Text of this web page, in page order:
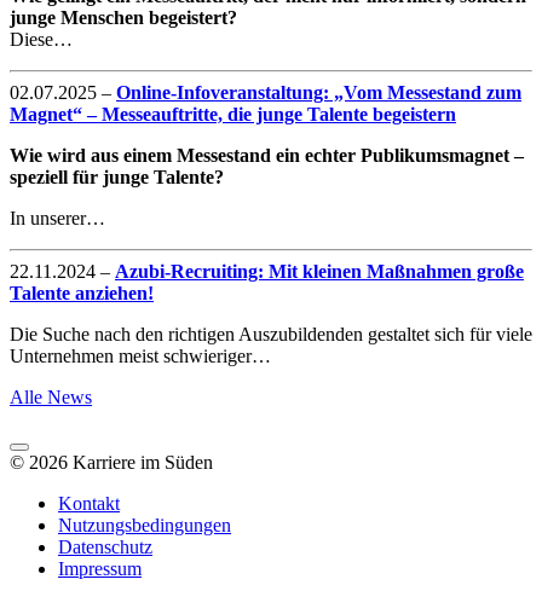
junge Menschen begeistert?
Diese…
02.07.2025 – Online-Infoveranstaltung: „Vom Messestand zum
Magnet“ – Messeauftritte, die junge Talente begeistern
Wie wird aus einem Messestand ein echter Publikumsmagnet –
speziell für junge Talente?
In unserer…
22.11.2024 – Azubi-Recruiting: Mit kleinen Maßnahmen große
Talente anziehen!
Die Suche nach den richtigen Auszubildenden gestaltet sich für viele
Unternehmen meist schwieriger…
Alle News
© 2026 Karriere im Süden
Kontakt
Nutzungsbedingungen
Datenschutz
Impressum